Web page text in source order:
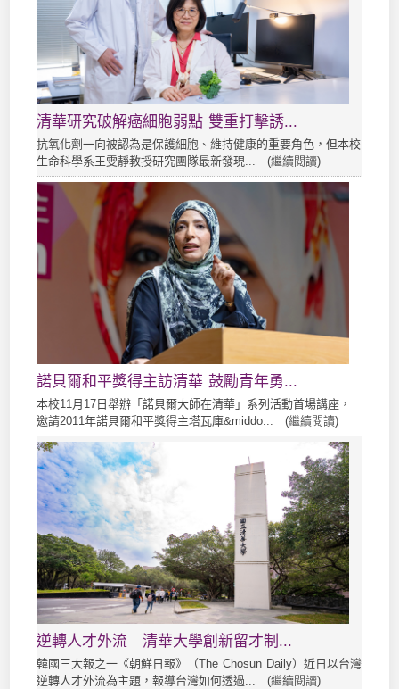
清華研究破解癌細胞弱點 雙重打擊誘...
抗氧化劑一向被認為是保護細胞、維持健康的重要角色，但本校
生命科學系王雯靜教授研究團隊最新發現... (繼續閱讀)
諾貝爾和平獎得主訪清華 鼓勵青年勇...
本校11月17日舉辦「諾貝爾大師在清華」系列活動首場講座，
邀請2011年諾貝爾和平獎得主塔瓦庫&middo... (繼續閱讀)
逆轉人才外流 清華大學創新留才制...
韓國三大報之一《朝鮮日報》（The Chosun Daily）近日以台灣
逆轉人才外流為主題，報導台灣如何透過... (繼續閱讀)